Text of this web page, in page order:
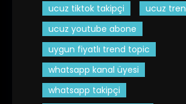
ucuz tiktok takipçi
ucuz
ucuz youtube abone
uygun fiyatlı trend topic
whatsapp kanal üyesi
whatsapp takipçi